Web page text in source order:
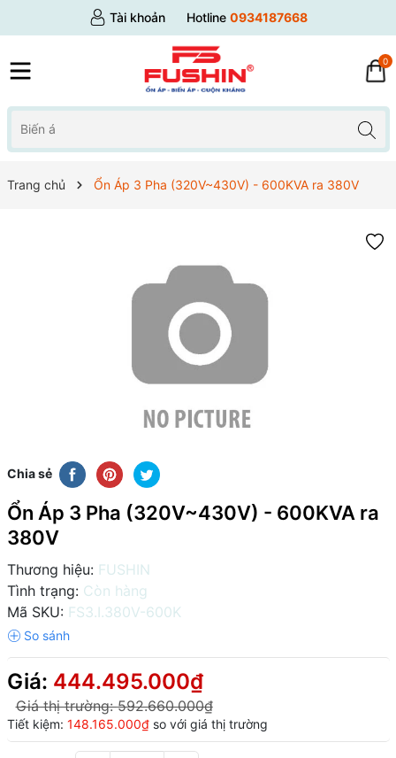
Tài khoản Hotline 0934187668
0
Trang chủ Ổn Áp 3 Pha (320V~430V) - 600KVA ra 380V
Chia sẻ
Ổn Áp 3 Pha (320V~430V) - 600KVA ra
380V
Thương hiệu: FUSHIN
Tình trạng: Còn hàng
Mã SKU: FS3.I.380V-600K
Giá: 444.495.000₫
Giá thị trường:592.660.000₫
Tiết kiệm: 148.165.000₫so với giá thị trường